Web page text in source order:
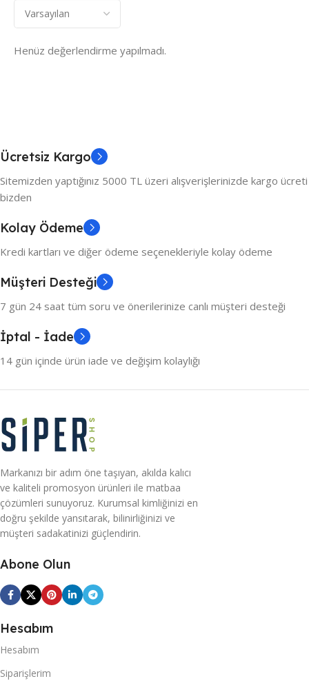
Henüz değerlendirme yapılmadı.
Ücretsiz Kargo
Sitemizden yaptığınız 5000 TL üzeri alışverişlerinizde kargo ücreti
bizden
Kolay Ödeme
Kredi kartları ve diğer ödeme seçenekleriyle kolay ödeme
Müşteri Desteği
7 gün 24 saat tüm soru ve önerilerinize canlı müşteri desteği
İptal - İade
14 gün içinde ürün iade ve değişim kolaylığı
Markanızı bir adım öne taşıyan, akılda kalıcı
ve kaliteli promosyon ürünleri ile matbaa
çözümleri sunuyoruz. Kurumsal kimliğinizi en
doğru şekilde yansıtarak, bilinirliğinizi ve
müşteri sadakatinizi güçlendirin.
Abone Olun
Hesabım
Hesabım
Siparişlerim